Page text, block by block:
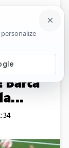
Komentari
Barca